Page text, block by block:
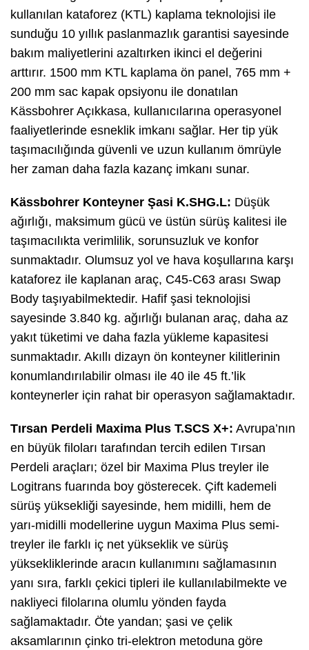
kullanılan kataforez (KTL) kaplama teknolojisi ile
sunduğu 10 yıllık paslanmazlık garantisi sayesinde
bakım maliyetlerini azaltırken ikinci el değerini
arttırır. 1500 mm KTL kaplama ön panel, 765 mm +
200 mm sac kapak opsiyonu ile donatılan
Kässbohrer Açıkkasa, kullanıcılarına operasyonel
faaliyetlerinde esneklik imkanı sağlar. Her tip yük
taşımacılığında güvenli ve uzun kullanım ömrüyle
her zaman daha fazla kazanç imkanı sunar.
Kässbohrer Konteyner Şasi K.SHG.L: Düşük
ağırlığı, maksimum gücü ve üstün sürüş kalitesi ile
taşımacılıkta verimlilik, sorunsuzluk ve konfor
sunmaktadır. Olumsuz yol ve hava koşullarına karşı
kataforez ile kaplanan araç, C45-C63 arası Swap
Body taşıyabilmektedir. Hafif şasi teknolojisi
sayesinde 3.840 kg. ağırlığı bulanan araç, daha az
yakıt tüketimi ve daha fazla yükleme kapasitesi
sunmaktadır. Akıllı dizayn ön konteyner kilitlerinin
konumlandırılabilir olması ile 40 ile 45 ft.’lik
konteynerler için rahat bir operasyon sağlamaktadır.
Tırsan Perdeli Maxima Plus T.SCS X+: Avrupa’nın
en büyük filoları tarafından tercih edilen Tırsan
Perdeli araçları; özel bir Maxima Plus treyler ile
Logitrans fuarında boy gösterecek. Çift kademeli
sürüş yüksekliği sayesinde, hem midilli, hem de
yarı-midilli modellerine uygun Maxima Plus semi-
treyler ile farklı iç net yükseklik ve sürüş
yüksekliklerinde aracın kullanımını sağlamasının
yanı sıra, farklı çekici tipleri ile kullanılabilmekte ve
nakliyeci filolarına olumlu yönden fayda
sağlamaktadır. Öte yandan; şasi ve çelik
aksamlarının çinko tri-elektron metoduna göre